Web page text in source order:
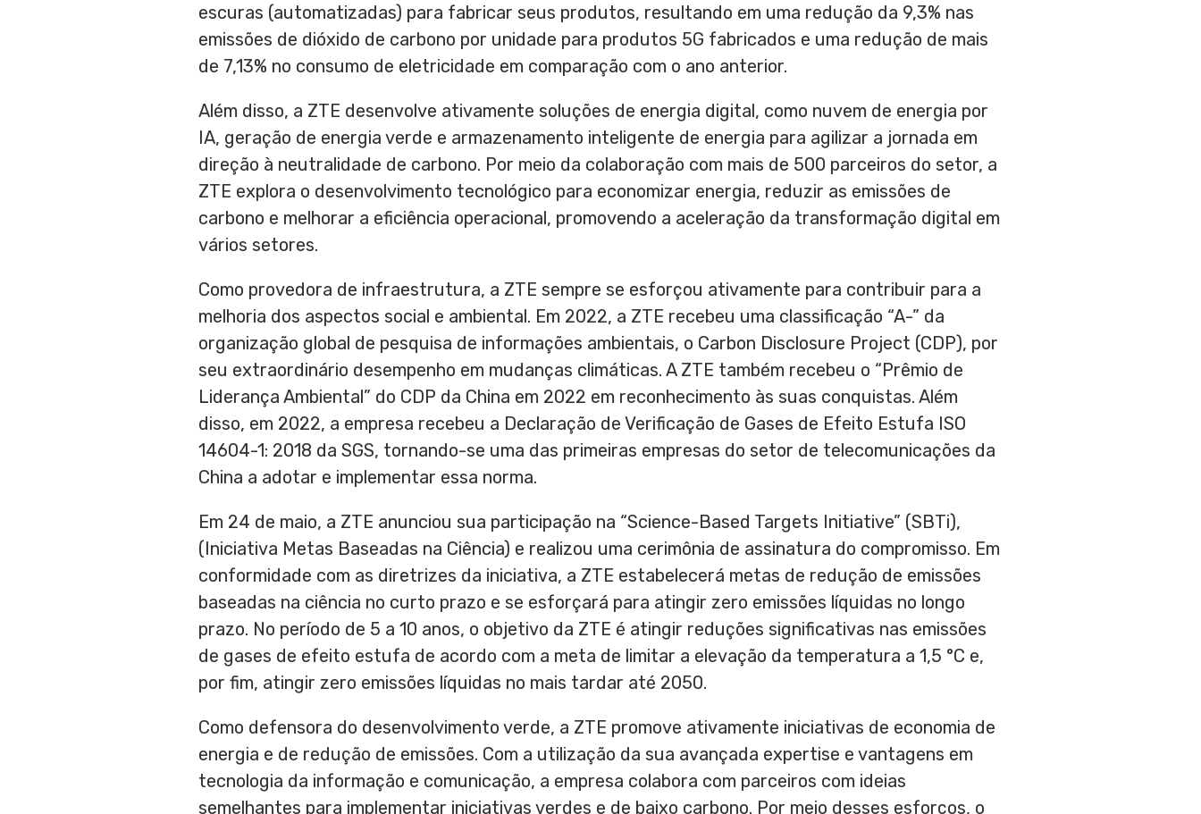
escuras (automatizadas) para fabricar seus produtos, resultando em uma redução da 9,3% nas
emissões de dióxido de carbono por unidade para produtos 5G fabricados e uma redução de mais
de 7,13% no consumo de eletricidade em comparação com o ano anterior.
Além disso, a ZTE desenvolve ativamente soluções de energia digital, como nuvem de energia por
IA, geração de energia verde e armazenamento inteligente de energia para agilizar a jornada em
direção à neutralidade de carbono. Por meio da colaboração com mais de 500 parceiros do setor, a
ZTE explora o desenvolvimento tecnológico para economizar energia, reduzir as emissões de
carbono e melhorar a eficiência operacional, promovendo a aceleração da transformação digital em
vários setores.
Como provedora de infraestrutura, a ZTE sempre se esforçou ativamente para contribuir para a
melhoria dos aspectos social e ambiental. Em 2022, a ZTE recebeu uma classificação “A-” da
organização global de pesquisa de informações ambientais, o Carbon Disclosure Project (CDP), por
seu extraordinário desempenho em mudanças climáticas. A ZTE também recebeu o “Prêmio de
Liderança Ambiental” do CDP da China em 2022 em reconhecimento às suas conquistas. Além
disso, em 2022, a empresa recebeu a Declaração de Verificação de Gases de Efeito Estufa ISO
14604-1: 2018 da SGS, tornando-se uma das primeiras empresas do setor de telecomunicações da
China a adotar e implementar essa norma.
Em 24 de maio, a ZTE anunciou sua participação na “Science-Based Targets Initiative” (SBTi),
(Iniciativa Metas Baseadas na Ciência) e realizou uma cerimônia de assinatura do compromisso. Em
conformidade com as diretrizes da iniciativa, a ZTE estabelecerá metas de redução de emissões
baseadas na ciência no curto prazo e se esforçará para atingir zero emissões líquidas no longo
prazo. No período de 5 a 10 anos, o objetivo da ZTE é atingir reduções significativas nas emissões
de gases de efeito estufa de acordo com a meta de limitar a elevação da temperatura a 1,5 °C e,
por fim, atingir zero emissões líquidas no mais tardar até 2050.
Como defensora do desenvolvimento verde, a ZTE promove ativamente iniciativas de economia de
energia e de redução de emissões. Com a utilização da sua avançada expertise e vantagens em
tecnologia da informação e comunicação, a empresa colabora com parceiros com ideias
semelhantes para implementar iniciativas verdes e de baixo carbono. Por meio desses esforços, o